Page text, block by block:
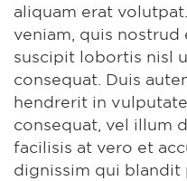
aliquam erat
veniam, quis
suscipit lobortis nisl
consequat. Duis
hendrerit in
consequat, vel illum
facilisis at vero et
dignissim qui blandit